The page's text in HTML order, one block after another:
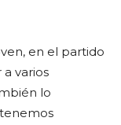
en el partido
varios
lo